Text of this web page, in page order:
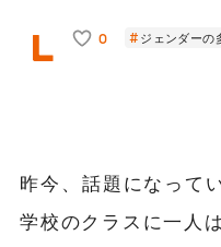
0 ジェンダーの
昨今、話題になって
学校のクラスに一人